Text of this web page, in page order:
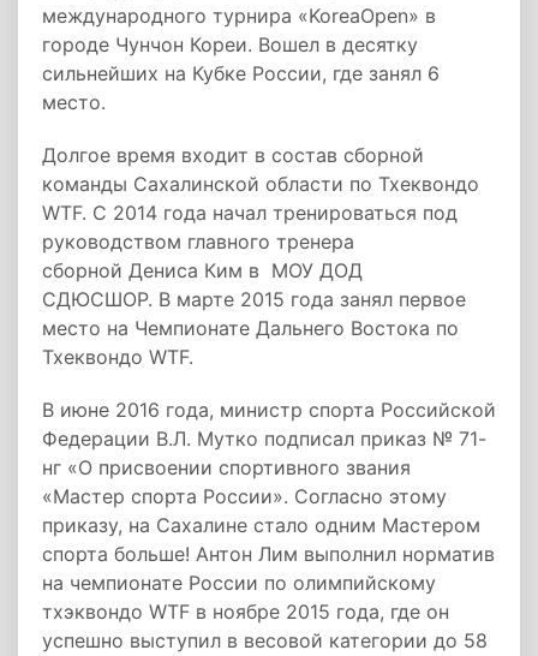
международного турнира «KoreaOpen» в
городе Чунчон Кореи. Вошел в десятку
сильнейших на Кубке России, где занял 6
место.
Долгое время входит в состав сборной
команды Сахалинской области по Тхеквондо
WTF. С 2014 года начал тренироваться под
руководством главного тренера
сборной Дениса Ким в МОУ ДОД
СДЮСШОР. В марте 2015 года занял первое
место на Чемпионате Дальнего Востока по
Тхеквондо WTF.
В июне 2016 года, министр спорта Российской
Федерации В.Л. Мутко подписал приказ № 71-
нг «О присвоении спортивного звания
«Мастер спорта России». Согласно этому
приказу, на Сахалине стало одним Мастером
спорта больше! Антон Лим выполнил норматив
на чемпионате России по олимпийскому
тхэквондо WTF в ноябре 2015 года, где он
успешно выступил в весовой категории до 58